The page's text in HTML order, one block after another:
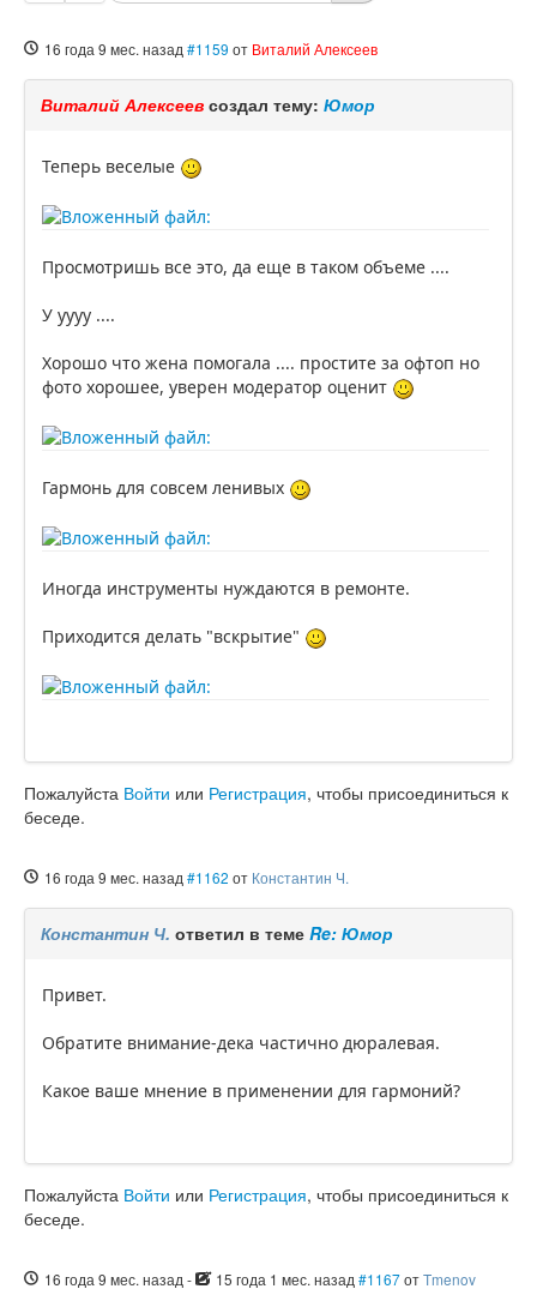
16 года 9 мес. назад #1159 от Виталий Алексеев
Виталий Алексеев создал тему: Юмор
Теперь веселые
Просмотришь все это, да еще в таком объеме ....
У уууу ....
Хорошо что жена помогала .... простите за офтоп но
фото хорошее, уверен модератор оценит
Гармонь для совсем ленивых
Иногда инструменты нуждаются в ремонте.
Приходится делать "вскрытие"
Пожалуйста Войти или Регистрация, чтобы присоединиться к
беседе.
16 года 9 мес. назад #1162 от Константин Ч.
Константин Ч. ответил в теме Re: Юмор
Привет.
Обратите внимание-дека частично дюралевая.
Какое ваше мнение в применении для гармоний?
Пожалуйста Войти или Регистрация, чтобы присоединиться к
беседе.
16 года 9 мес. назад - 15 года 1 мес. назад #1167отTmenov